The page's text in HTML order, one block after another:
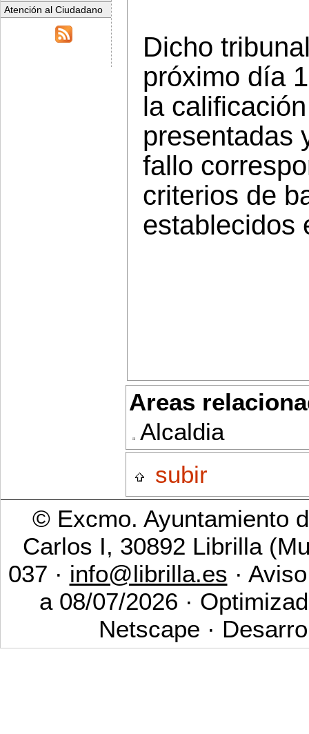
Atención al Ciudadano
Dicho
próximo día
la
fallo
criterios de
establecidos
Areas
Alcaldia
subir
© Excmo. Ayuntamiento
Carlos I, 30892 Librilla
037 · info@librilla.es ·
a 08/07/2026 ·
Netscape ·